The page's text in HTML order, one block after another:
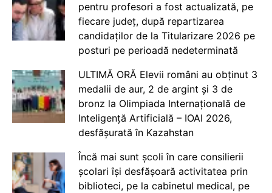
pentru profesori a fost actualizată, pe
fiecare județ, după repartizarea
candidaților de la Titularizare 2026 pe
posturi pe perioadă nedeterminată
ULTIMĂ ORĂ Elevii români au obținut 3
medalii de aur, 2 de argint și 3 de
bronz la Olimpiada Internațională de
Inteligență Artificială – IOAI 2026,
desfășurată în Kazahstan
Încă mai sunt școli în care consilierii
școlari își desfășoară activitatea prin
biblioteci, pe la cabinetul medical, pe